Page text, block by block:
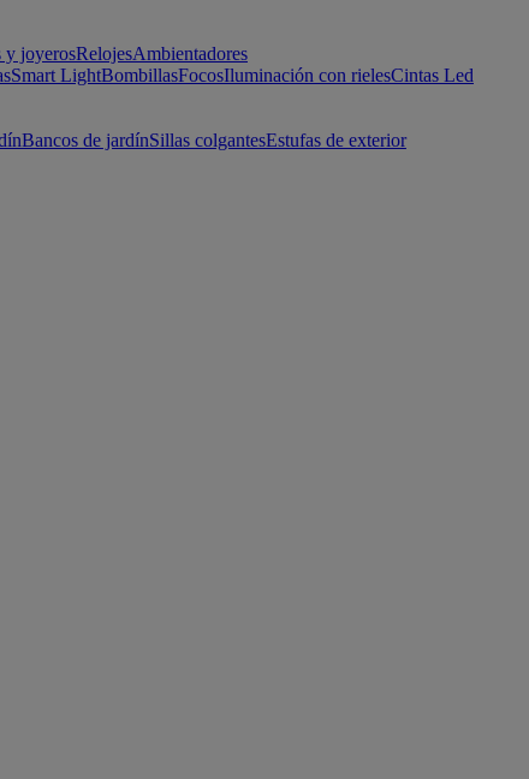
y joyerosRelojesAmbientadores
Smart LightBombillasFocosIluminación con rielesCintas Led
Bancos de jardínSillas colgantesEstufas de exterior